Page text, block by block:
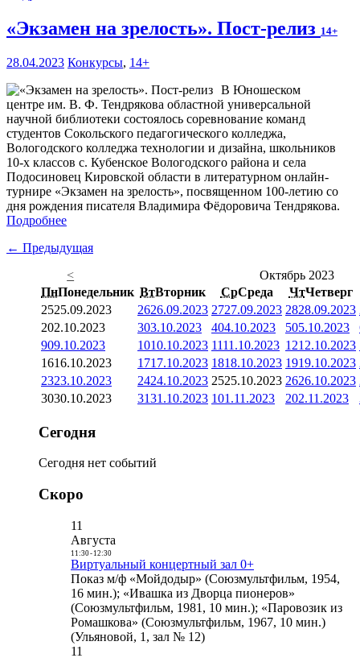
«Экзамен на зрелость». Пост-релиз 14+
28.04.2023 Конкурсы, 14+
В Юношеском
центре им. В. Ф. Тендрякова областной универсальной
научной библиотеки состоялось соревнование команд
студентов Сокольского педагогического колледжа,
Вологодского колледжа технологии и дизайна, школьников
10-х классов с. Кубенское Вологодского района и села
Подосиновец Кировской области в литературном онлайн-
турнире «Экзамен на зрелость», посвященном 100-летию со
дня рождения писателя Владимира Фёдоровича Тендрякова.
Подробнее
← Предыдущая
<
Октябрь 2023
ПнПонедельник ВтВторник СрСреда ЧтЧетверг
2525.09.2023 2626.09.2023 2727.09.2023 2828.09.2023
202.10.2023 303.10.2023 404.10.2023 505.10.2023
909.10.2023 1010.10.2023 1111.10.2023 1212.10.2023
1616.10.2023 1717.10.2023 1818.10.2023 1919.10.2023
2323.10.2023 2424.10.2023 2525.10.2023 2626.10.2023
3030.10.2023 3131.10.2023 101.11.2023 202.11.2023
Сегодня
Сегодня нет событий
Скоро
11
Августа
11:30- 12:30
Виртуальный концертный зал 0+
Показ м/ф «Мойдодыр» (Союзмультфильм, 1954,
16 мин.); «Ивашка из Дворца пионеров»
(Союзмультфильм, 1981, 10 мин.); «Паровозик из
Ромашкова» (Союзмультфильм, 1967, 10 мин.)
(Ульяновой, 1, зал № 12)
11